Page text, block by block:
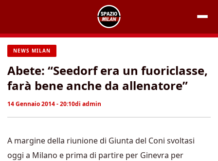
contenuto
NEWS MILAN
Abete: “Seedorf era un fuoriclasse,
farà bene anche da allenatore”
14 Gennaio 2014 - 20:10di admin
A margine della riunione di Giunta del Coni svoltasi
oggi a Milano e prima di partire per Ginevra per